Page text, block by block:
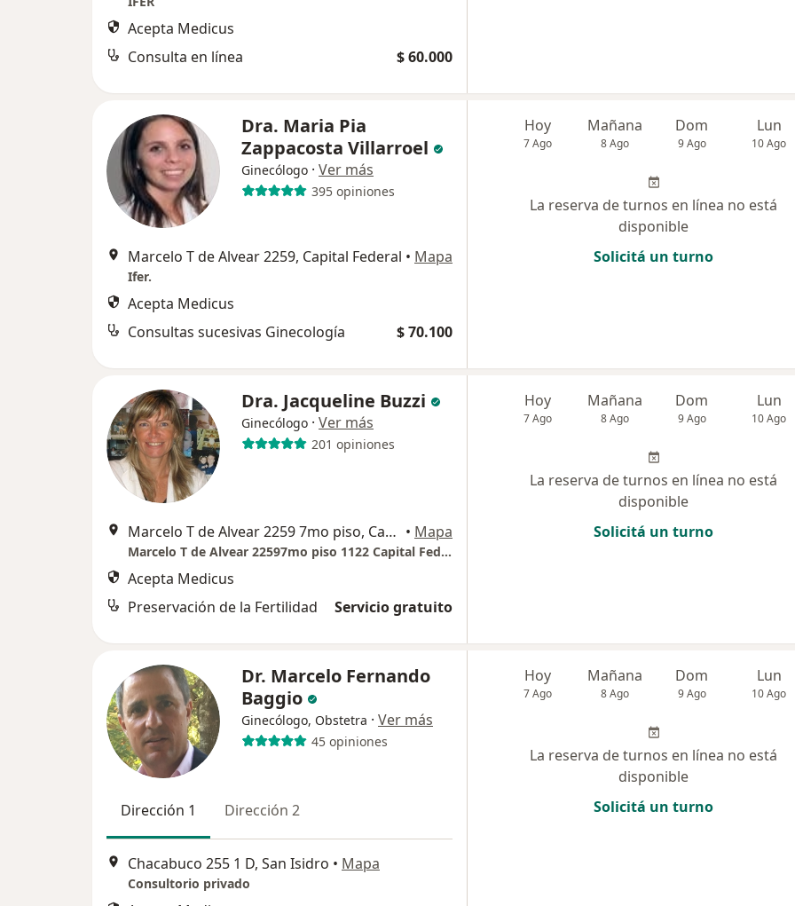
Acepta Medicus
Consulta en línea
$ 60.000
Dra. Maria Pia
Zappacosta Villarroel
Ginecólogo · Ver más
395 opiniones
Marcelo T de Alvear 2259, Capital Federal • Mapa
Ifer.
Acepta Medicus
Consultas sucesivas Ginecología
$ 70.100
Hoy
7 Ago
Mañana
8 Ago
Dom
9 Ago
Lun
10 Ago
La reserva de turnos en línea no está
disponible
Solicitá un turno
Dra. Jacqueline Buzzi
Ginecólogo · Ver más
201 opiniones
Marcelo T de Alvear 2259 7mo piso, Capital Federal • Mapa
Marcelo T de Alvear 22597mo piso 1122 Capital Federal
Acepta Medicus
Preservación de la Fertilidad
Servicio gratuito
Hoy
7 Ago
Mañana
8 Ago
Dom
9 Ago
Lun
10 Ago
La reserva de turnos en línea no está
disponible
Solicitá un turno
Dr. Marcelo Fernando
Baggio
Ginecólogo, Obstetra · Ver más
45 opiniones
Dirección 1 Dirección 2
Chacabuco 255 1 D, San Isidro • Mapa
Consultorio privado
Hoy
7 Ago
Mañana
8 Ago
Dom
9 Ago
Lun
10 Ago
La reserva de turnos en línea no está
disponible
Solicitá un turno